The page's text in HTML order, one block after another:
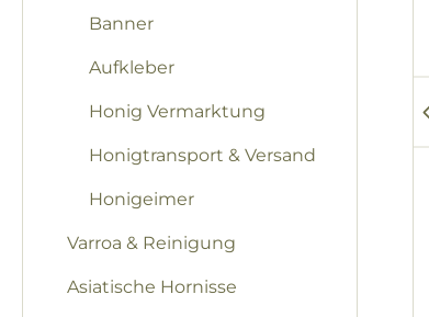
Banner
Aufkleber
Honig Vermarktung
Honigtransport & Versand
Honigeimer
Varroa & Reinigung
Asiatische Hornisse